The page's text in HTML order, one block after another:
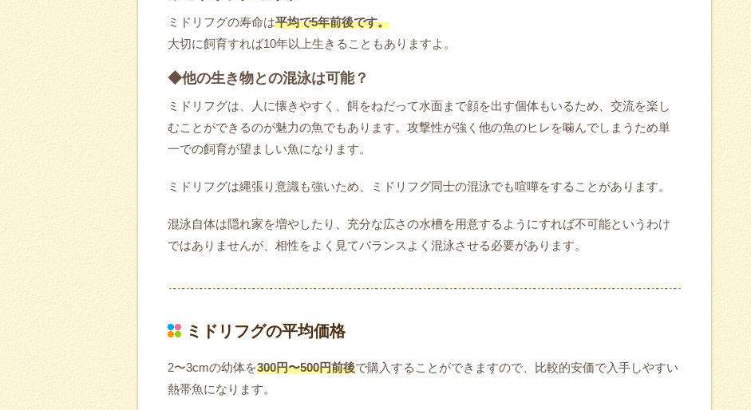
ミドリフグの寿命は平均で5年前後です。
大切に飼育すれば10年以上生きることもありますよ。
◆他の生き物との混泳は可能？
ミドリフグは、人に懐きやすく、餌をねだって水面まで顔を出す個体もいるため、交流を楽し
むことができるのが魅力の魚でもあります。攻撃性が強く他の魚のヒレを噛んでしまうため単
一での飼育が望ましい魚になります。
ミドリフグは縄張り意識も強いため、ミドリフグ同士の混泳でも喧嘩をすることがあります。
混泳自体は隠れ家を増やしたり、充分な広さの水槽を用意するようにすれば不可能というわけ
ではありませんが、相性をよく見てバランスよく混泳させる必要があります。
ミドリフグの平均価格
2〜3cmの幼体を300円〜500円前後で購入することができますので、比較的安価で入手しやすい
熱帯魚になります。